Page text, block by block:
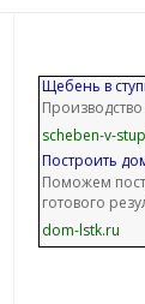
Щебень в
scheben-v-
Построить
Поможем
готового
dom-lstk.ru